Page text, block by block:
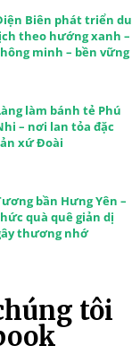
Biên phát triển du
theo hướng xanh –
minh – bền vững
làm bánh tẻ Phú
– nơi lan tỏa đặc
xứ Đoài
bần Hưng Yên –
quà quê giản dị
thương nhớ
tôi